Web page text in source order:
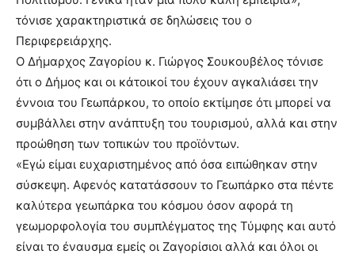
τόνισε χαρακτηριστικά σε δηλώσεις του ο
Περιφερειάρχης.
Ο Δήμαρχος Ζαγορίου κ. Γιώργος Σουκουβέλος τόνισε
ότι ο Δήμος και οι κάτοικοί του έχουν αγκαλιάσει την
έννοια του Γεωπάρκου, το οποίο εκτίμησε ότι μπορεί να
συμβάλλει στην ανάπτυξη του τουρισμού, αλλά και στην
προώθηση των τοπικών του προϊόντων.
«Εγώ είμαι ευχαριστημένος από όσα ειπώθηκαν στην
σύσκεψη. Αφενός κατατάσσουν το Γεωπάρκο στα πέντε
καλύτερα γεωπάρκα του κόσμου όσον αφορά τη
γεωμορφολογία του συμπλέγματος της Τύμφης και αυτό
είναι το έναυσμα εμείς οι Ζαγορίσιοι αλλά και όλοι οι